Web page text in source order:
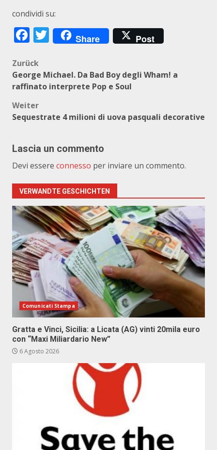
condividi su:
Facebook
Twitter
Share Post
Beitragsnavigation
Zurück
George Michael. Da Bad Boy degli Wham! a
raffinato interprete Pop e Soul
Weiter
Sequestrate 4 milioni di uova pasquali decorative
Lascia un commento
Devi essere connesso per inviare un commento.
VERWANDTE GESCHICHTEN
Comunicati Stampa
Gratta e Vinci, Sicilia: a Licata (AG) vinti 20mila euro
con “Maxi Miliardario New”
6 Agosto 2026